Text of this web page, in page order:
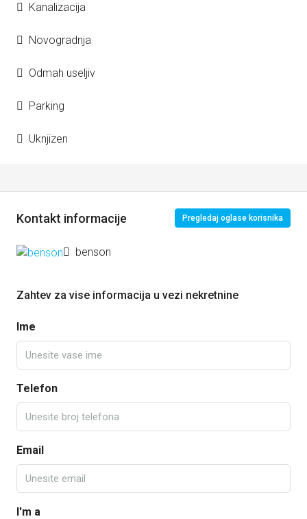
Kanalizacija
Novogradnja
Odmah useljiv
Parking
Uknjizen
Kontakt informacije Pregledaj oglase korisnika
benson
Zahtev za vise informacija u vezi nekretnine
Ime
Telefon
Email
I'm a